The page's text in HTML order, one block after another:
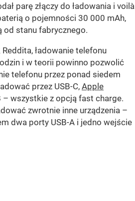
parę złączy do ładowania i voilà
o pojemności 30 000 mAh,
od stanu fabrycznego.
ładowanie telefonu
i w teorii powinno pozwolić
telefonu przez ponad siedem
przez USB-C, Apple
– wszystkie z opcją fast charge.
zwrotnie inne urządzenia –
dwa porty USB-A i jedno wejście